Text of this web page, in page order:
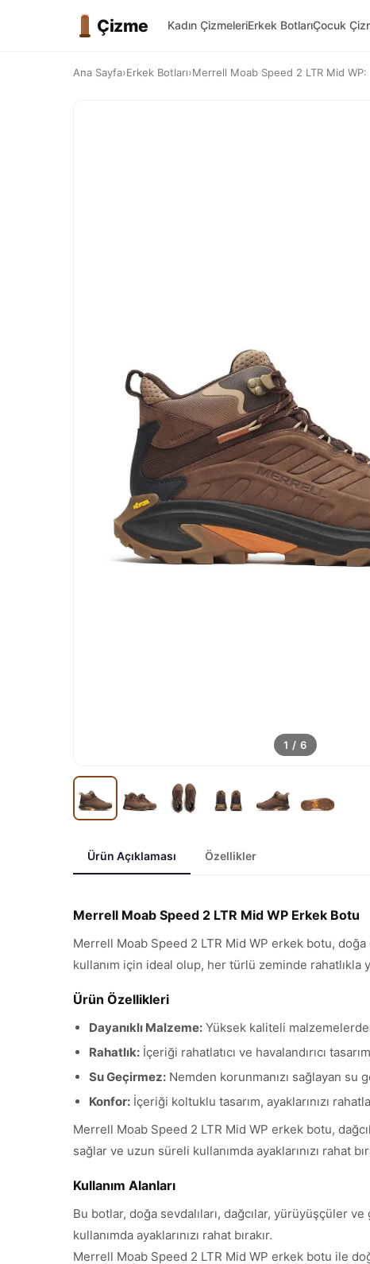
Çizme Kadın ÇizmeleriErkek BotlarıÇocuk
Ana Sayfa›Erkek Botları›Merrell Moab Speed 2 LTR Mid WP:
1 / 6
Ürün Açıklaması Özellikler
Merrell Moab Speed 2 LTR Mid WP Erkek Botu
Merrell Moab Speed 2 LTR Mid WP erkek botu,
kullanım için ideal olup, her türlü zeminde rahatlıkla
Ürün Özellikleri
Dayanıklı Malzeme: Yüksek kaliteli
Rahatlık: İçeriği rahatlatıcı ve havalandırıcı
Su Geçirmez: Nemden korunmanızı sağlayan su
Konfor: İçeriği koltuklu tasarım, ayaklarınızı
Merrell Moab Speed 2 LTR Mid WP erkek botu,
sağlar ve uzun süreli kullanımda ayaklarınızı rahat
Kullanım Alanları
Bu botlar, doğa sevdalıları, dağcılar, yürüyüşçüler
kullanımda ayaklarınızı rahat bırakır.
Merrell Moab Speed 2 LTR Mid WP erkek botu ile